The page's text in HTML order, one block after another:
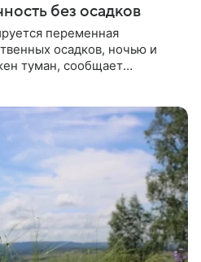
без осадков
переменная
осадков, ночью и
туман, сообщает